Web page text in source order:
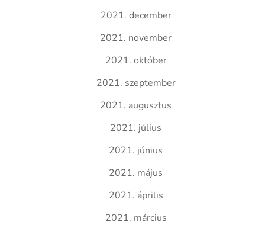
2021. december
2021. november
2021. október
2021. szeptember
2021. augusztus
2021. július
2021. június
2021. május
2021. április
2021. március